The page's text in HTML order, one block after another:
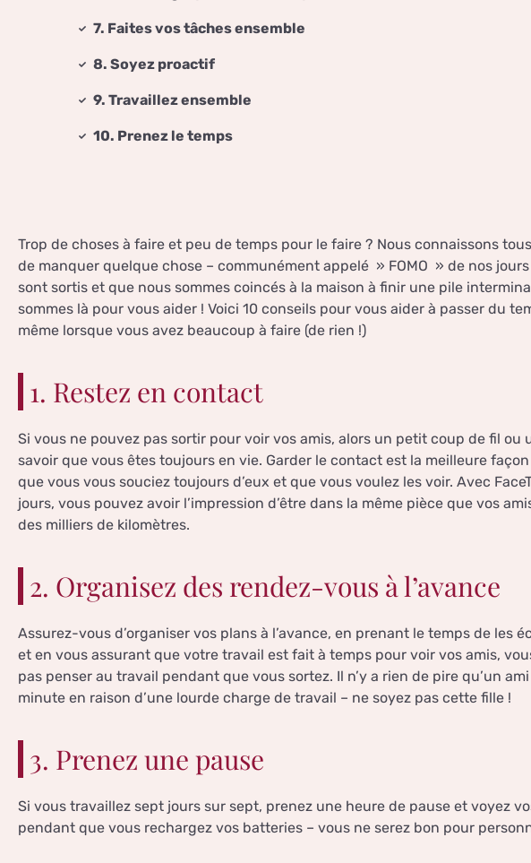
7. Faites vos tâches ensemble
8. Soyez proactif
9. Travaillez ensemble
10. Prenez le temps
Trop de choses à faire et peu de temps pour le faire ? Nous connaissons
de manquer quelque chose – communément appelé » FOMO » de nos
sont sortis et que nous sommes coincés à la maison à finir une pile
sommes là pour vous aider ! Voici 10 conseils pour vous aider à passer du
même lorsque vous avez beaucoup à faire (de rien !)
1. Restez en contact
Si vous ne pouvez pas sortir pour voir vos amis, alors un petit coup de fil ou
savoir que vous êtes toujours en vie. Garder le contact est la meilleure
que vous vous souciez toujours d’eux et que vous voulez les voir. Avec
jours, vous pouvez avoir l’impression d’être dans la même pièce que vos
des milliers de kilomètres.
2. Organisez des rendez-vous à l’avance
Assurez-vous d’organiser vos plans à l’avance, en prenant le temps de les
et en vous assurant que votre travail est fait à temps pour voir vos amis,
pas penser au travail pendant que vous sortez. Il n’y a rien de pire qu’un
minute en raison d’une lourde charge de travail – ne soyez pas cette fille !
3. Prenez une pause
Si vous travaillez sept jours sur sept, prenez une heure de pause et voyez
pendant que vous rechargez vos batteries – vous ne serez bon pour